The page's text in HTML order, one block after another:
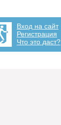
Вход на сайт
Регистрация
Что это даст?